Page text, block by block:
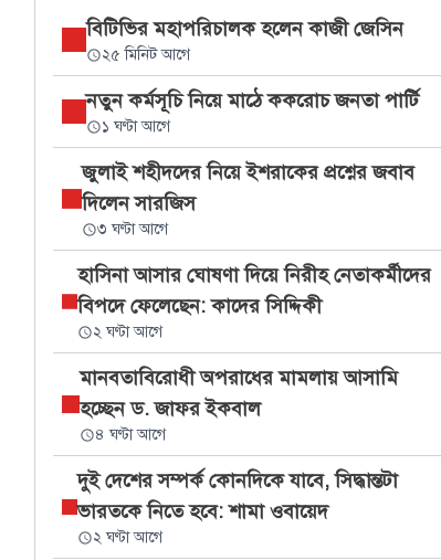
বিটিভির মহাপরিচালক হলেন কাজী জেসিন
২৫ মিনিট আগে
নতুন কর্মসূচি নিয়ে মাঠে ককরোচ জনতা পার্টি
১ ঘণ্টা আগে
জুলাই শহীদদের নিয়ে ইশরাকের প্রশ্নের জবাব
দিলেন সারজিস
৩ ঘণ্টা আগে
হাসিনা আসার ঘোষণা দিয়ে নিরীহ নেতাকর্মীদের
বিপদে ফেলেছেন: কাদের সিদ্দিকী
২ ঘণ্টা আগে
মানবতাবিরোধী অপরাধের মামলায় আসামি
হচ্ছেন ড. জাফর ইকবাল
৪ ঘণ্টা আগে
দুই দেশের সম্পর্ক কোনদিকে যাবে, সিদ্ধান্তটা
ভারতকে নিতে হবে: শামা ওবায়েদ
২ ঘণ্টা আগে